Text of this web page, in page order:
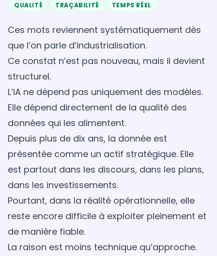
QUALITÉ TRAÇABILITÉ TEMPS RÉEL
Ces mots reviennent systématiquement dès
que l’on parle d’industrialisation.
Ce constat n’est pas nouveau, mais il devient
structurel.
L’IA ne dépend pas uniquement des modèles.
Elle dépend directement de la qualité des
données qui les alimentent.
Depuis plus de dix ans, la donnée est
présentée comme un actif stratégique. Elle
est partout dans les discours, dans les plans,
dans les investissements.
Pourtant, dans la réalité opérationnelle, elle
reste encore difficile à exploiter pleinement et
de manière fiable.
La raison est moins technique qu’approche.